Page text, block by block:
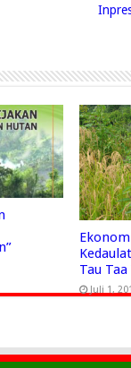
Tau
Juli 1,